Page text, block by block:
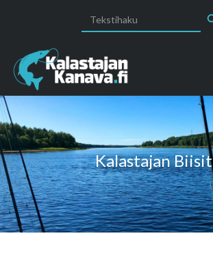
for:
Kalastajan Biisit